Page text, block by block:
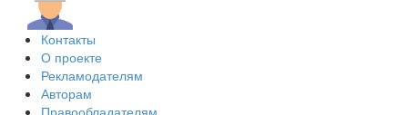
Контакты
О проекте
Рекламодателям
Авторам